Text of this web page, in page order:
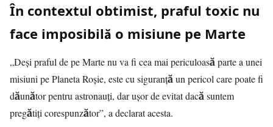
În contextul obtimist, praful toxic nu
face imposibilă o misiune pe Marte
„Deși praful de pe Marte nu va fi cea mai periculoasă parte a unei
misiuni pe Planeta Roșie, este cu siguranță un pericol care poate fi
dăunător pentru astronauți, dar ușor de evitat dacă suntem
pregătiți corespunzător”, a declarat acesta.